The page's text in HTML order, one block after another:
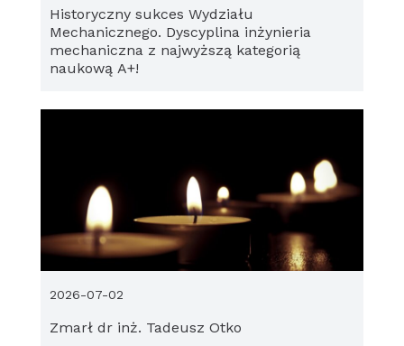
Historyczny sukces Wydziału
Mechanicznego. Dyscyplina inżynieria
mechaniczna z najwyższą kategorią
naukową A+!
Zmarł dr inż. Tadeusz Otko
2026-07-02